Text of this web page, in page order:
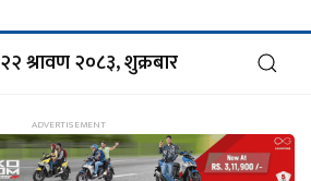
२२ श्रावण २०८३, शुक्रबार